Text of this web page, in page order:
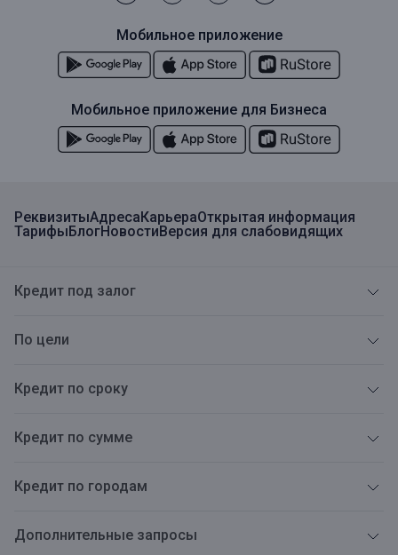
РеквизитыАдресаКарьераОткрытая информация
ТарифыБлогНовостиВерсия для слабовидящих
Кредит под залог
По цели
Кредит по сроку
Кредит по сумме
Кредит по городам
Дополнительные запросы
Мобильное приложение
Мобильное приложение для Бизнеса